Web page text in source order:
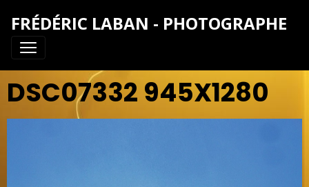
FRÉDÉRIC LABAN - PHOTOGRAPHE
DSC07332 945X1280